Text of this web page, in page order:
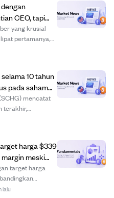
CEO, tapi
yang krusial
pertamanya,
ada
10 tahun
pada saham
mencatat
terakhir,
fokus pada
harga $339
meski
target harga
mencatat hasil
lalu